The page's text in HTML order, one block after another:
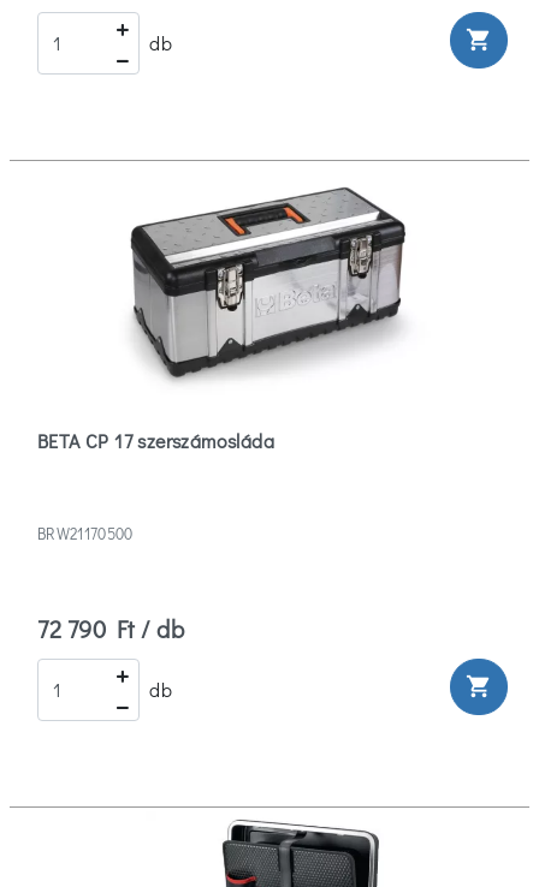
db shopping_cart
BETA CP 17 szerszámosláda
BRW21170500
72 790 Ft / db
db shopping_cart